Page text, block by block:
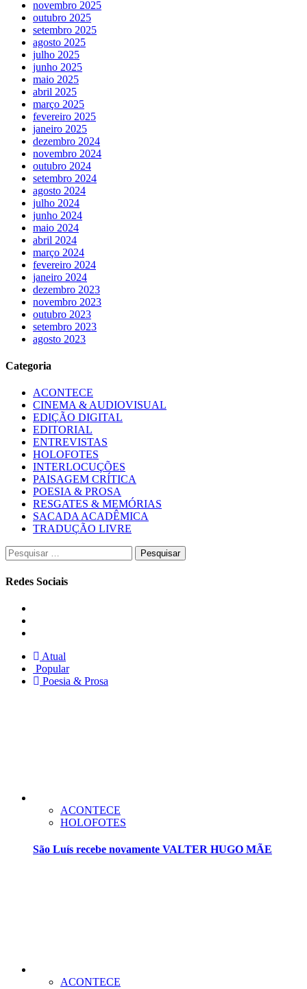
novembro 2025
outubro 2025
setembro 2025
agosto 2025
julho 2025
junho 2025
maio 2025
abril 2025
março 2025
fevereiro 2025
janeiro 2025
dezembro 2024
novembro 2024
outubro 2024
setembro 2024
agosto 2024
julho 2024
junho 2024
maio 2024
abril 2024
março 2024
fevereiro 2024
janeiro 2024
dezembro 2023
novembro 2023
outubro 2023
setembro 2023
agosto 2023
Categoria
ACONTECE
CINEMA & AUDIOVISUAL
EDIÇÃO DIGITAL
EDITORIAL
ENTREVISTAS
HOLOFOTES
INTERLOCUÇÕES
PAISAGEM CRÍTICA
POESIA & PROSA
RESGATES & MEMÓRIAS
SACADA ACADÊMICA
TRADUÇÃO LIVRE
Pesquisar
por:
Redes Sociais
Atual
Popular
Poesia & Prosa
ACONTECE
HOLOFOTES
São Luís recebe novamente VALTER HUGO MÃE
ACONTECE